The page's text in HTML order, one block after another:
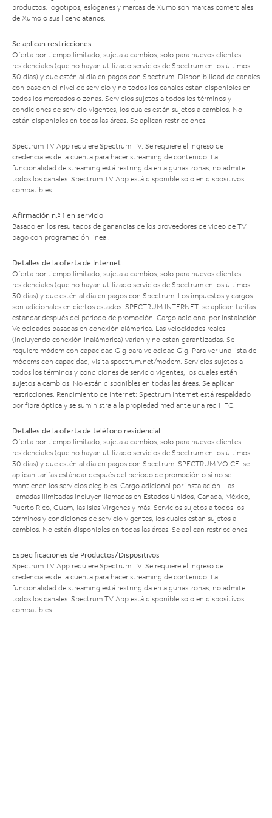
productos, logotipos, eslóganes y marcas de Xumo son marcas comerciales
de Xumo o sus licenciatarios.
Se aplican restricciones
Oferta por tiempo limitado; sujeta a cambios; solo para nuevos clientes
residenciales (que no hayan utilizado servicios de Spectrum en los últimos
30 días) y que estén al día en pagos con Spectrum. Disponibilidad de canales
con base en el nivel de servicio y no todos los canales están disponibles en
todos los mercados o zonas. Servicios sujetos a todos los términos y
condiciones de servicio vigentes, los cuales están sujetos a cambios. No
están disponibles en todas las áreas. Se aplican restricciones.
Spectrum TV App requiere Spectrum TV. Se requiere el ingreso de
credenciales de la cuenta para hacer streaming de contenido. La
funcionalidad de streaming está restringida en algunas zonas; no admite
todos los canales. Spectrum TV App está disponible solo en dispositivos
compatibles.
Afirmación n.º 1 en servicio
Basado en los resultados de ganancias de los proveedores de video de TV
pago con programación lineal.
Detalles de la oferta de Internet
Oferta por tiempo limitado; sujeta a cambios; solo para nuevos clientes
residenciales (que no hayan utilizado servicios de Spectrum en los últimos
30 días) y que estén al día en pagos con Spectrum. Los impuestos y cargos
son adicionales en ciertos estados. SPECTRUM INTERNET: se aplican tarifas
estándar después del período de promoción. Cargo adicional por instalación.
Velocidades basadas en conexión alámbrica. Las velocidades reales
(incluyendo conexión inalámbrica) varían y no están garantizadas. Se
requiere módem con capacidad Gig para velocidad Gig. Para ver una lista de
módems con capacidad, visita spectrum.net/modem. Servicios sujetos a
todos los términos y condiciones de servicio vigentes, los cuales están
sujetos a cambios. No están disponibles en todas las áreas. Se aplican
restricciones. Rendimiento de Internet: Spectrum Internet está respaldado
por fibra óptica y se suministra a la propiedad mediante una red HFC.
Detalles de la oferta de teléfono residencial
Oferta por tiempo limitado; sujeta a cambios; solo para nuevos clientes
residenciales (que no hayan utilizado servicios de Spectrum en los últimos
30 días) y que estén al día en pagos con Spectrum. SPECTRUM VOICE: se
aplican tarifas estándar después del período de promoción o si no se
mantienen los servicios elegibles. Cargo adicional por instalación. Las
llamadas ilimitadas incluyen llamadas en Estados Unidos, Canadá, México,
Puerto Rico, Guam, las Islas Vírgenes y más. Servicios sujetos a todos los
términos y condiciones de servicio vigentes, los cuales están sujetos a
cambios. No están disponibles en todas las áreas. Se aplican restricciones.
Especificaciones de Productos/Dispositivos
Spectrum TV App requiere Spectrum TV. Se requiere el ingreso de
credenciales de la cuenta para hacer streaming de contenido. La
funcionalidad de streaming está restringida en algunas zonas; no admite
todos los canales. Spectrum TV App está disponible solo en dispositivos
compatibles.